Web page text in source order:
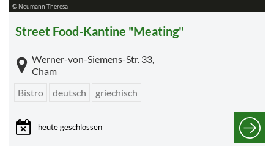
© Neumann Theresa
Street Food-Kantine "Meating"
Werner-von-Siemens-Str. 33,
Cham
Bistro
deutsch griechisch
heute geschlossen